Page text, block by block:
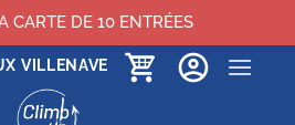
VILLENAVE
CARTE DE 10 ENTRÉES